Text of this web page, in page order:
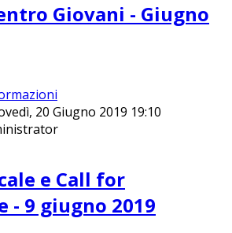
Giovani - Giugno
20 Giugno 2019 19:10
e Call for
- 9 giugno 2019